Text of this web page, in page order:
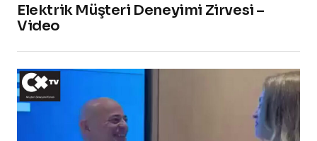
Elektrik Müşteri Deneyimi Zirvesi –
Video